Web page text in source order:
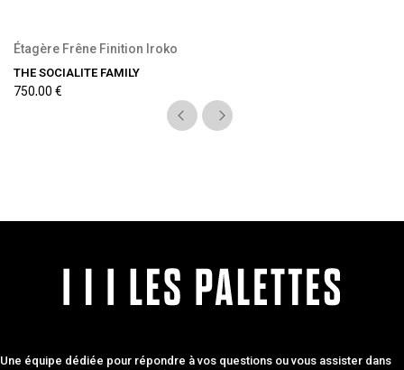
Étagère Frêne Finition Iroko
THE SOCIALITE FAMILY
750,00 €
Une équipe dédiée pour répondre à vos questions ou vous assister dans